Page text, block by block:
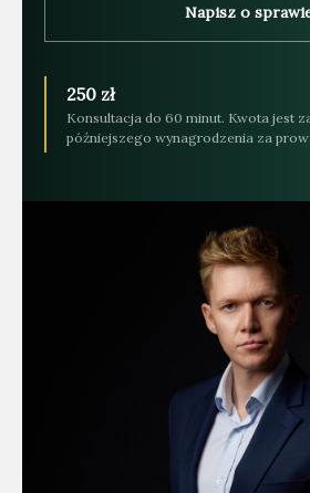
Napisz o
250 zł
Konsultacja do 60 minut. Kwota jest
późniejszego wynagrodzenia za